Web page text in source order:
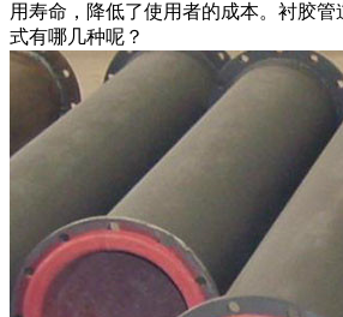
用寿命，降低了使用者的成本。衬胶
式有哪几种呢？